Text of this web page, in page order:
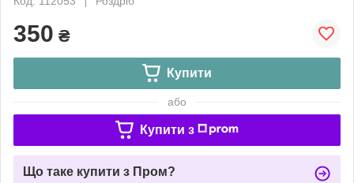
350 ₴
Купити
або
Купити з
Що таке купити з Пром?